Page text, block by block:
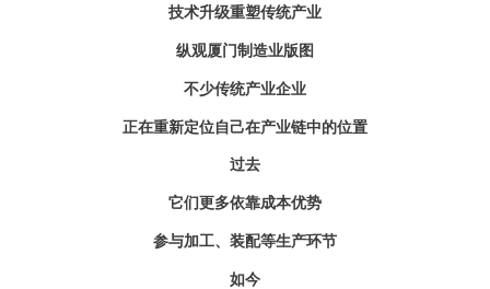
技术升级重塑传统产业
纵观厦门制造业版图
不少传统产业企业
正在重新定位自己在产业链中的位置
过去
它们更多依靠成本优势
参与加工、装配等生产环节
如今